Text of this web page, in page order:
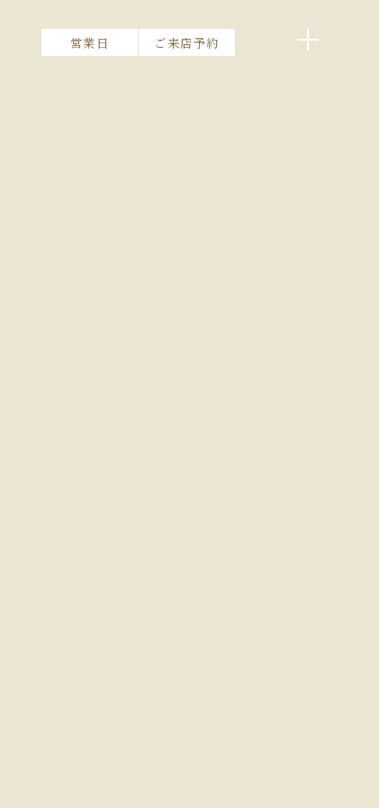
営業日 ご来店予約